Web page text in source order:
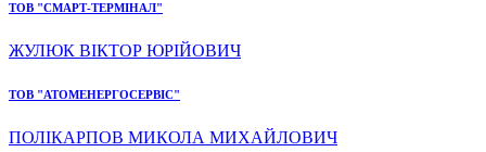
ТОВ "СМАРТ-ТЕРМІНАЛ"
ЖУЛЮК ВІКТОР ЮРІЙОВИЧ
ТОВ "АТОМЕНЕРГОСЕРВІС"
ПОЛІКАРПОВ МИКОЛА МИХАЙЛОВИЧ